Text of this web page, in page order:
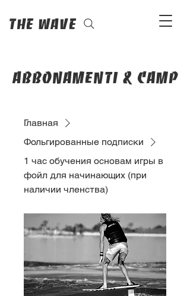
The Wave
abbonamenti & camp
Главная
Фольгированные подписки
1 час обучения основам игры в
фойл для начинающих (при
наличии членства)